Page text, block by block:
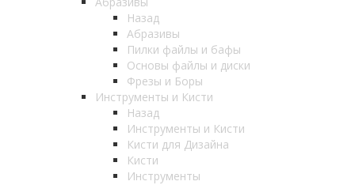
Назад
Абразивы
Пилки файлы и бафы
Основы файлы и диски
Фрезы и Боры
Инструменты и Кисти
Назад
Инструменты и Кисти
Кисти для Дизайна
Кисти
Инструменты